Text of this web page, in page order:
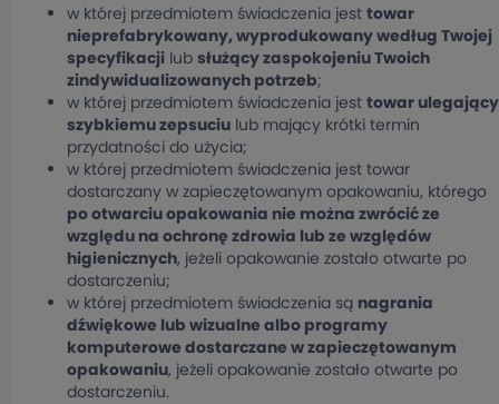
w której przedmiotem świadczenia jest towar
nieprefabrykowany, wyprodukowany według Twojej
specyfikacji lub służący zaspokojeniu Twoich
zindywidualizowanych potrzeb;
w której przedmiotem świadczenia jest towar ulegający
szybkiemu zepsuciu lub mający krótki termin
przydatności do użycia;
w której przedmiotem świadczenia jest towar
dostarczany w zapieczętowanym opakowaniu, którego
po otwarciu opakowania nie można zwrócić ze
względu na ochronę zdrowia lub ze względów
higienicznych, jeżeli opakowanie zostało otwarte po
dostarczeniu;
w której przedmiotem świadczenia są nagrania
dźwiękowe lub wizualne albo programy
komputerowe dostarczane w zapieczętowanym
opakowaniu, jeżeli opakowanie zostało otwarte po
dostarczeniu.